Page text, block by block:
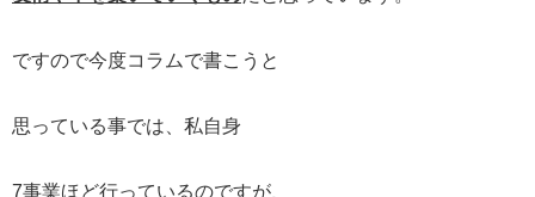
ですので今度コラムで書こうと
思っている事では、私自身
7事業ほど行っているのですが、